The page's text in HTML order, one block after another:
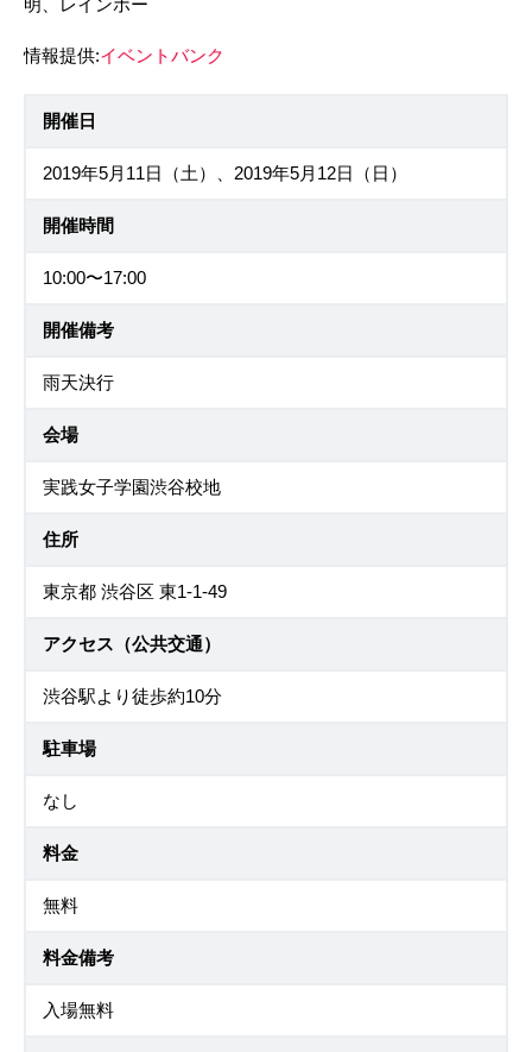
明、レインボー
情報提供:イベントバンク
開催日
2019年5月11日（土）、2019年5月12日（日）
開催時間
10:00〜17:00
開催備考
雨天決行
会場
実践女子学園渋谷校地
住所
東京都 渋谷区 東1-1-49
アクセス（公共交通）
渋谷駅より徒歩約10分
駐車場
なし
料金
無料
料金備考
入場無料